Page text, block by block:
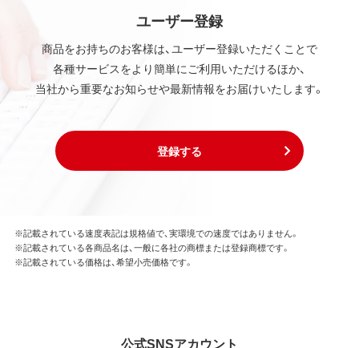
ユーザー登録
商品をお持ちのお客様は、ユーザー登録いただくことで
各種サービスをより簡単にご利用いただけるほか、
当社から重要なお知らせや最新情報をお届けいたします。
登録する
※記載されている速度表記は規格値で、実環境での速度ではありません。
※記載されている各商品名は、一般に各社の商標または登録商標です。
※記載されている価格は、希望小売価格です。
公式SNSアカウント